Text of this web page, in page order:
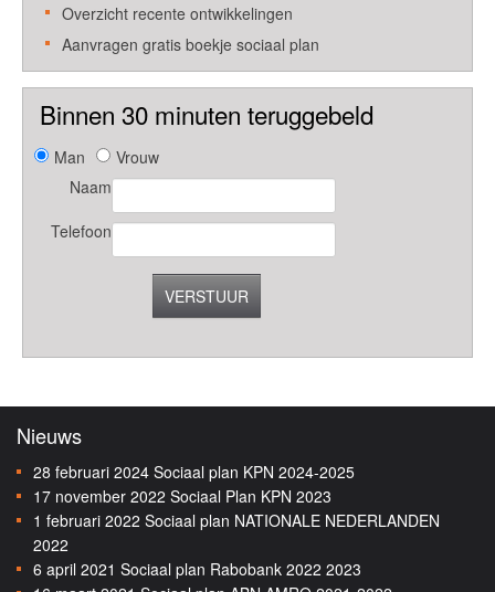
Overzicht recente ontwikkelingen
Aanvragen gratis boekje sociaal plan
Binnen 30 minuten teruggebeld
Man
Vrouw
Naam
Telefoon
VERSTUUR
Nieuws
28 februari 2024 Sociaal plan KPN 2024-2025
17 november 2022 Sociaal Plan KPN 2023
1 februari 2022 Sociaal plan NATIONALE NEDERLANDEN
2022
6 april 2021 Sociaal plan Rabobank 2022 2023